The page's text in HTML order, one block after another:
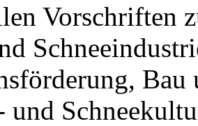
Vorschriften
und